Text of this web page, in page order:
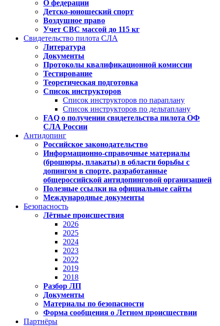
О федерации
Детско-юношеский спорт
Воздушное право
Учет СВС массой до 115 кг
Свидетельство пилота СЛА
Литература
Документы
Протоколы квалификационной комиссии
Тестирование
Теоретическая подготовка
Список инструкторов
Список инструкторов по параплану
Список инструкторов по дельтаплану
FAQ о получении свидетельства пилота ОФ
СЛА России
Антидопинг
Российское законодательство
Информационно-справочные материалы
(брошюры, плакаты) в области борьбы с
допингом в спорте, разработанные
общероссийской антидопинговой организацией
Полезные ссылки на официальные сайты
Международные документы
Безопасность
Лётные происшествия
2026
2025
2024
2023
2022
2019
2018
Разбор ЛП
Документы
Материалы по безопасности
Форма сообщения о Летном происшествии
Партнёры